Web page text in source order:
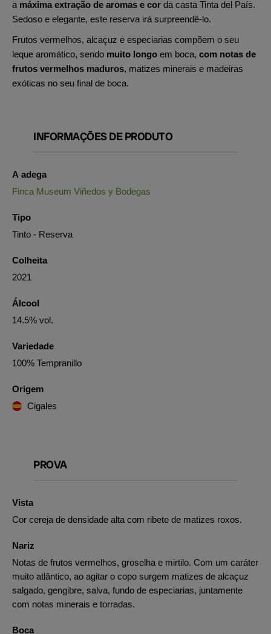
a máxima extração de aromas e cor da casta Tinta del País.
Sedoso e elegante, este reserva irá surpreendê-lo.
Frutos vermelhos, alcaçuz e especiarias compõem o seu
leque aromático, sendo muito longo em boca, com notas de
frutos vermelhos maduros, matizes minerais e madeiras
exóticas no seu final de boca.
INFORMAÇÕES DE PRODUTO
A adega
Finca Museum Viñedos y Bodegas
Tipo
Tinto - Reserva
Colheita
2021
Álcool
14.5% vol.
Variedade
100% Tempranillo
Origem
Cigales
PROVA
Vista
Cor cereja de densidade alta com ribete de matizes roxos.
Nariz
Notas de frutos vermelhos, groselha e mirtilo. Com um caráter
muito atlântico, ao agitar o copo surgem matizes de alcaçuz
salgado, gengibre, salva, fundo de especiarias, juntamente
com notas minerais e torradas.
Boca